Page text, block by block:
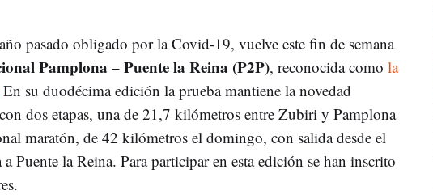
pasado obligado por la Covid-19, vuelve este fin de semana
Pamplona – Puente la Reina (P2P), reconocida como la
En su duodécima edición la prueba mantiene la novedad
dos etapas, una de 21,7 kilómetros entre Zubiri y Pamplona
maratón, de 42 kilómetros el domingo, con salida desde el
Puente la Reina. Para participar en esta edición se han inscrito